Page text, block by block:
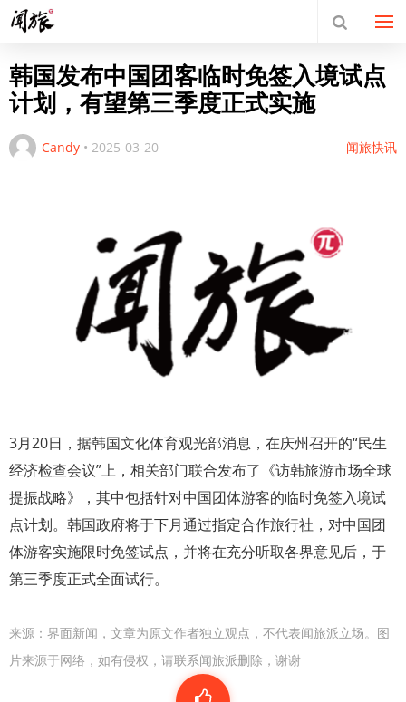
韩国发布中国团客临时免签入境试点
计划，有望第三季度正式实施
Candy • 2025-03-20 闻旅快讯
3月20日，据韩国文化体育观光部消息，在庆州召开的“民生
经济检查会议”上，相关部门联合发布了《访韩旅游市场全球
提振战略》，其中包括针对中国团体游客的临时免签入境试
点计划。韩国政府将于下月通过指定合作旅行社，对中国团
体游客实施限时免签试点，并将在充分听取各界意见后，于
第三季度正式全面试行。
来源： 界面新闻 ，文章为原文作者独立观点，不代表闻旅派立场。图
片来源于网络，如有侵权，请联系闻旅派删除，谢谢